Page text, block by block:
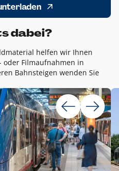
dabei?
helfen wir Ihnen
oder Filmaufnahmen in
Bahnsteigen wenden Sie